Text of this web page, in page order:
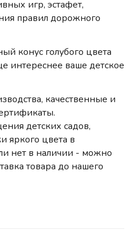
игр, эстафет,
правил дорожного
конус голубого цвета
интереснее ваше детское
качественные и
детских садов,
яркого цвета в
нет в наличии - можно
товара до нашего